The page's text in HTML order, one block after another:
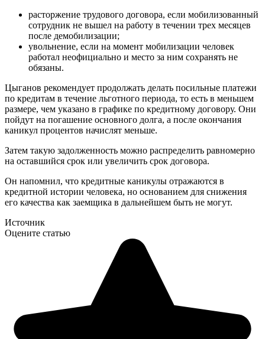
расторжение трудового договора, если мобилизованный
сотрудник не вышел на работу в течении трех месяцев
после демобилизации;
увольнение, если на момент мобилизации человек
работал неофициально и место за ним сохранять не
обязаны.
Цыганов рекомендует продолжать делать посильные платежи
по кредитам в течение льготного периода, то есть в меньшем
размере, чем указано в графике по кредитному договору. Они
пойдут на погашение основного долга, а после окончания
каникул процентов начислят меньше.
Затем такую задолженность можно распределить равномерно
на оставшийся срок или увеличить срок договора.
Он напомнил, что кредитные каникулы отражаются в
кредитной истории человека, но основанием для снижения
его качества как заемщика в дальнейшем быть не могут.
Источник
Оцените статью